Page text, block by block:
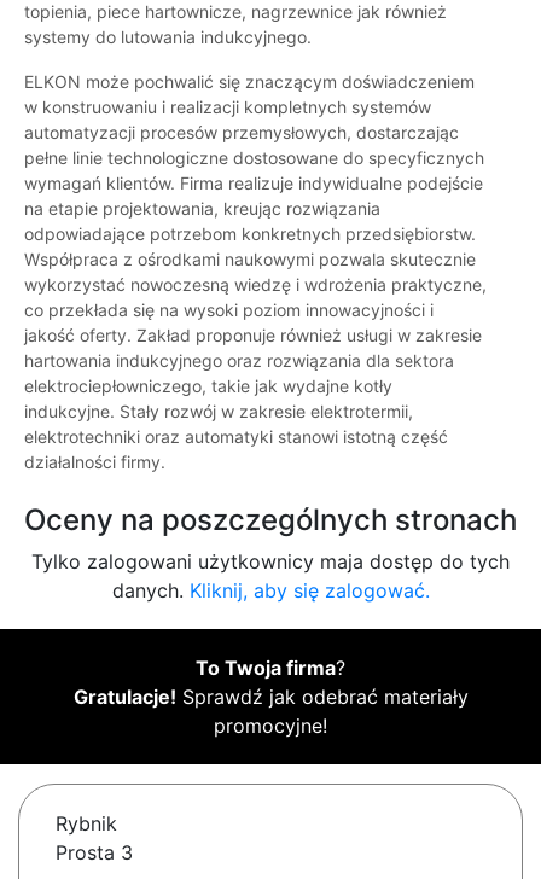
topienia, piece hartownicze, nagrzewnice jak również
systemy do lutowania indukcyjnego.
ELKON może pochwalić się znaczącym doświadczeniem
w konstruowaniu i realizacji kompletnych systemów
automatyzacji procesów przemysłowych, dostarczając
pełne linie technologiczne dostosowane do specyficznych
wymagań klientów. Firma realizuje indywidualne podejście
na etapie projektowania, kreując rozwiązania
odpowiadające potrzebom konkretnych przedsiębiorstw.
Współpraca z ośrodkami naukowymi pozwala skutecznie
wykorzystać nowoczesną wiedzę i wdrożenia praktyczne,
co przekłada się na wysoki poziom innowacyjności i
jakość oferty. Zakład proponuje również usługi w zakresie
hartowania indukcyjnego oraz rozwiązania dla sektora
elektrociepłowniczego, takie jak wydajne kotły
indukcyjne. Stały rozwój w zakresie elektrotermii,
elektrotechniki oraz automatyki stanowi istotną część
działalności firmy.
Oceny na poszczególnych stronach
Tylko zalogowani użytkownicy maja dostęp do tych
danych. Kliknij, aby się zalogować.
To Twoja firma?
Gratulacje! Sprawdź jak odebrać materiały
promocyjne!
Rybnik
Prosta 3